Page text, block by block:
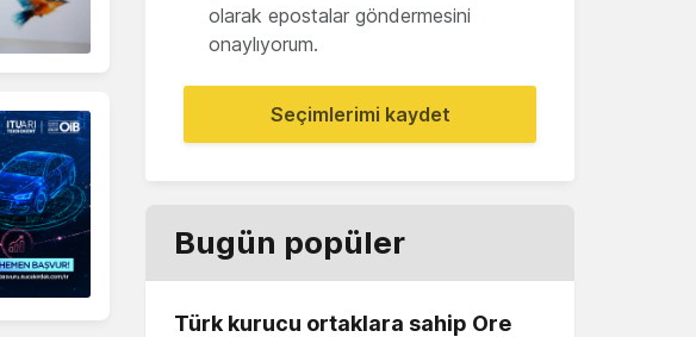
olarak epostalar göndermesini
onaylıyorum.
Seçimlerimi kaydet
Bugün popüler
Türk kurucu ortaklara sahip Ore